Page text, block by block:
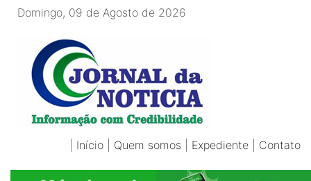
Domingo, 09 de Agosto de 2026
Início Quem somos Expediente Contato